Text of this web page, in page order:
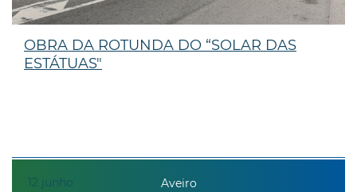
12 junho
OBRA DA ROTUNDA DO “SOLAR DAS
ESTÁTUAS"
Aveiro